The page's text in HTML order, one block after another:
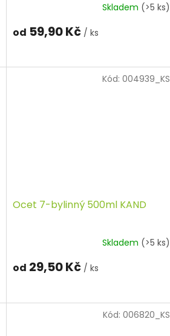
Skladem (>5 ks)
od 59,90 Kč / ks
Ocet 7-bylinný 500ml KAND
Skladem (>5 ks)
od 29,50 Kč / ks
Kód: 004939_KS
Kód: 006820_KS